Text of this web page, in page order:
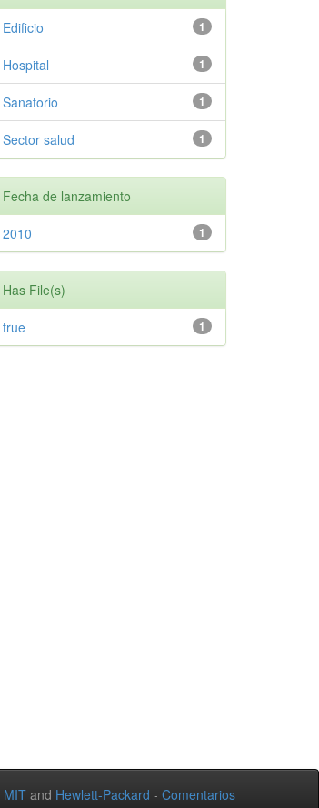
1
Edificio
1
Hospital
1
Sanatorio
1
Sector salud
Fecha de lanzamiento
1
2010
Has File(s)
1
true
MIT and Hewlett-Packard - Comentarios